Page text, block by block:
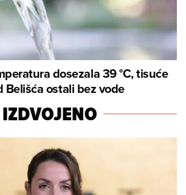
dosezala 39 °C, tisuće
ostali bez vode
IZDVOJENO